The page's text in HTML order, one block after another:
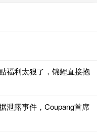
福利太狠了，锦鲤直接抱
泄露事件，Coupang首席